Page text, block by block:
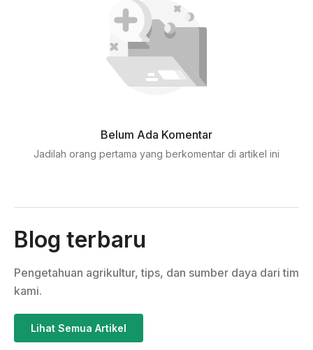
Belum Ada Komentar
Jadilah orang pertama yang berkomentar di artikel ini
Blog terbaru
Pengetahuan agrikultur, tips, dan sumber daya dari tim
kami.
Lihat Semua Artikel